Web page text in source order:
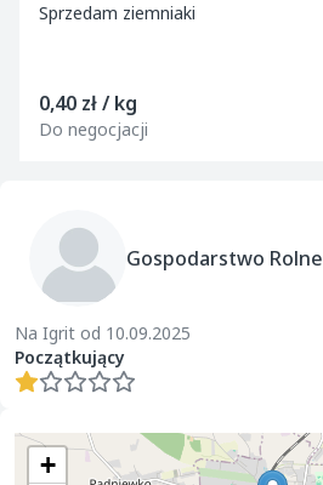
Sprzedam ziemniaki
0,40 zł / kg
Do negocjacji
Gospodarstwo Rolne
Na Igrit od 10.09.2025
Początkujący
+